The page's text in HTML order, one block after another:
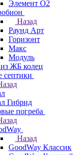
Элемент О2
Назад
Раунд Арт
Горизонт
Макс
Модуль
ЖБ колец
септики
Гибрид
погреба
Назад
GoodWay Классик